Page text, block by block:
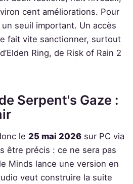
cent améliorations. Pour
seuil important. Un accès
fait vite sanctionner, surtout
Ring, de Risk of Rain 2
Serpent's Gaze :
le 25 mai 2026sur PC via
être précis : ce ne sera pas
Minds lance une version en
veut construire la suite